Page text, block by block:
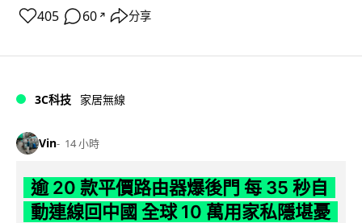
405 60 ↗ 分享
3C科技 家居無線
Vin 14 小時
逾 20 款平價路由器爆後門 每 35 秒自
動連線回中國 全球 10 萬用家私隱堪憂